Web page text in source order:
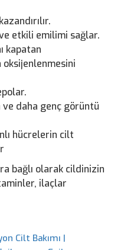
etkili emilimi sağlar.
kapatan
oksijenlenmesini
ve daha genç görüntü
hücrelerin cilt
bağlı olarak cildinizin
ilaçlar
Cilt Bakımı |